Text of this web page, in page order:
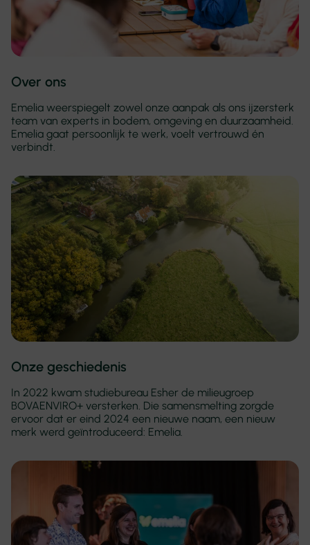
Over ons
Emelia weerspiegelt zowel onze aanpak als ons ijzersterk
team van experts in bodem, omgeving en duurzaamheid.
Emelia gaat persoonlijk te werk, voelt vertrouwd én
verbindt.
Onze geschiedenis
In 2022 kwam studiebureau Esher de milieugroep
BOVAENVIRO+ versterken. Die samensmelting zorgde
ervoor dat er eind 2024 een nieuwe naam, een nieuw
merk werd geïntroduceerd: Emelia.